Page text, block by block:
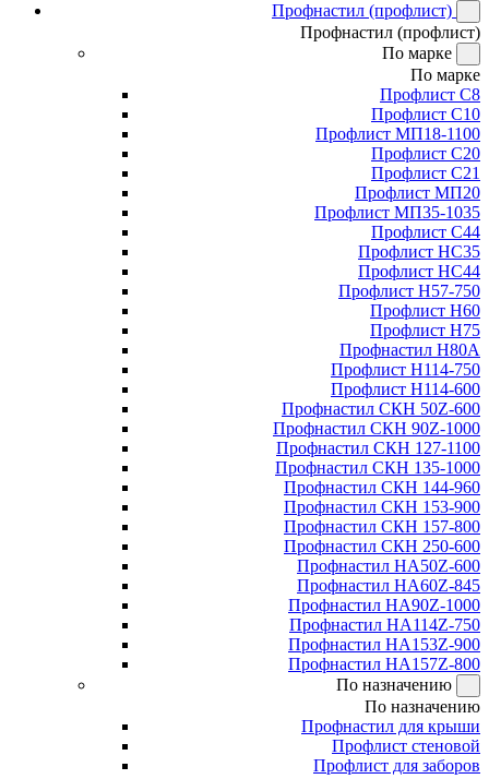
Профнастил (профлист)
Профнастил (профлист)
По марке
По марке
Профлист С8
Профлист С10
Профлист МП18-1100
Профлист С20
Профлист С21
Профлист МП20
Профлист МП35-1035
Профлист С44
Профлист НС35
Профлист НС44
Профлист Н57-750
Профлист Н60
Профлист Н75
Профнастил Н80А
Профлист Н114-750
Профлист Н114-600
Профнастил СКН 50Z-600
Профнастил СКН 90Z-1000
Профнастил СКН 127-1100
Профнастил СКН 135-1000
Профнастил СКН 144-960
Профнастил СКН 153-900
Профнастил СКН 157-800
Профнастил СКН 250-600
Профнастил НА50Z-600
Профнастил НА60Z-845
Профнастил НА90Z-1000
Профнастил НА114Z-750
Профнастил НА153Z-900
Профнастил НА157Z-800
По назначению
По назначению
Профнастил для крыши
Профлист стеновой
Профлист для заборов